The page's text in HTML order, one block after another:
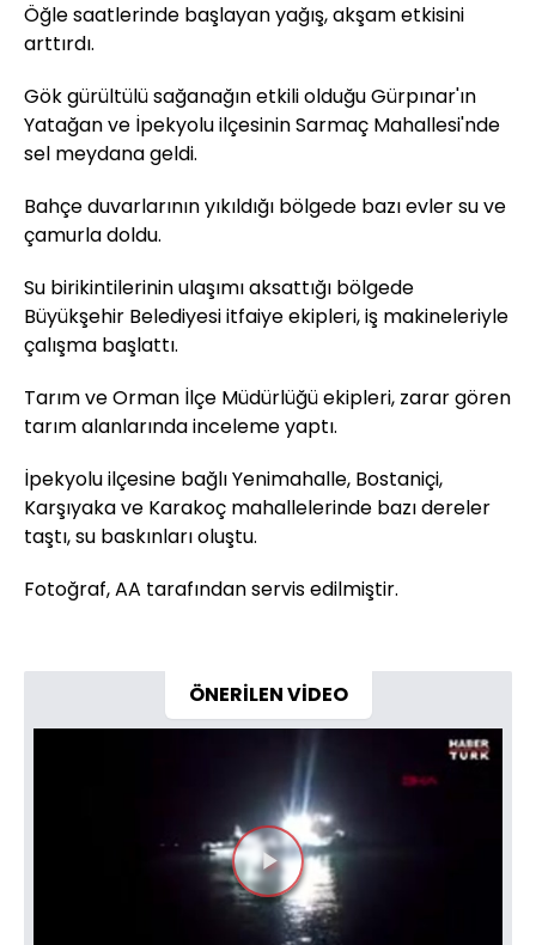
Öğle saatlerinde başlayan yağış, akşam etkisini
arttırdı.
Gök gürültülü sağanağın etkili olduğu Gürpınar'ın
Yatağan ve İpekyolu ilçesinin Sarmaç Mahallesi'nde
sel meydana geldi.
Bahçe duvarlarının yıkıldığı bölgede bazı evler su ve
çamurla doldu.
Su birikintilerinin ulaşımı aksattığı bölgede
Büyükşehir Belediyesi itfaiye ekipleri, iş makineleriyle
çalışma başlattı.
Tarım ve Orman İlçe Müdürlüğü ekipleri, zarar gören
tarım alanlarında inceleme yaptı.
İpekyolu ilçesine bağlı Yenimahalle, Bostaniçi,
Karşıyaka ve Karakoç mahallelerinde bazı dereler
taştı, su baskınları oluştu.
Fotoğraf, AA tarafından servis edilmiştir.
ÖNERİLEN VİDEO
Videoyu
Oynat